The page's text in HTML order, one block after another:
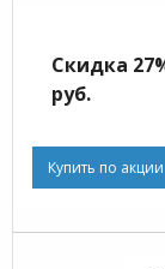
Скидка
руб.
Купить по акции